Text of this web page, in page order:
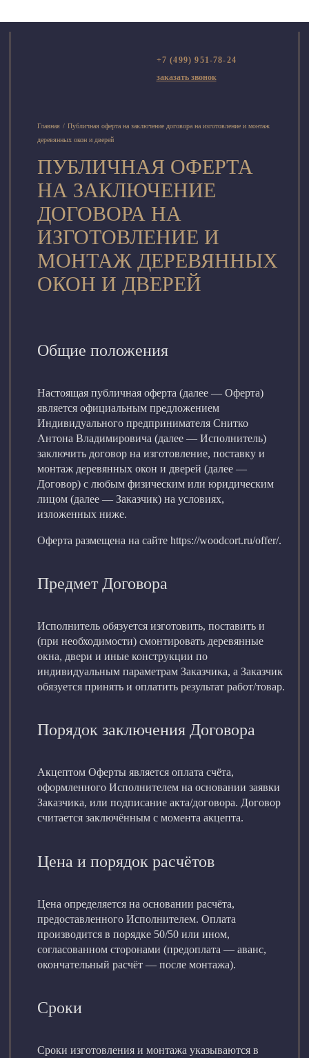
+7 (499) 951-78-24
заказать звонок
Главная / Публичная оферта на заключение договора на изготовление и монтаж
деревянных окон и дверей
ПУБЛИЧНАЯ ОФЕРТА
НА ЗАКЛЮЧЕНИЕ
ДОГОВОРА НА
ИЗГОТОВЛЕНИЕ И
МОНТАЖ ДЕРЕВЯННЫХ
ОКОН И ДВЕРЕЙ
Общие положения
Настоящая публичная оферта (далее — Оферта)
является официальным предложением
Индивидуального предпринимателя Снитко
Антона Владимировича (далее — Исполнитель)
заключить договор на изготовление, поставку и
монтаж деревянных окон и дверей (далее —
Договор) с любым физическим или юридическим
лицом (далее — Заказчик) на условиях,
изложенных ниже.
Оферта размещена на сайте https://woodcort.ru/offer/.
Предмет Договора
Исполнитель обязуется изготовить, поставить и
(при необходимости) смонтировать деревянные
окна, двери и иные конструкции по
индивидуальным параметрам Заказчика, а Заказчик
обязуется принять и оплатить результат работ/товар.
Порядок заключения Договора
Акцептом Оферты является оплата счёта,
оформленного Исполнителем на основании заявки
Заказчика, или подписание акта/договора. Договор
считается заключённым с момента акцепта.
Цена и порядок расчётов
Цена определяется на основании расчёта,
предоставленного Исполнителем. Оплата
производится в порядке 50/50 или ином,
согласованном сторонами (предоплата — аванс,
окончательный расчёт — после монтажа).
Сроки
Сроки изготовления и монтажа указываются в